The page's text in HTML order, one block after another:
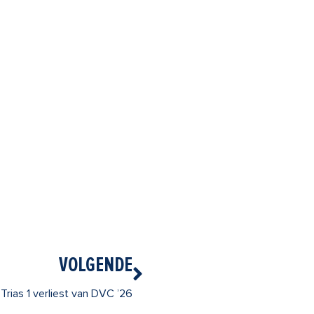
VOLGENDE
1 verliest van DVC ’26
Volgende